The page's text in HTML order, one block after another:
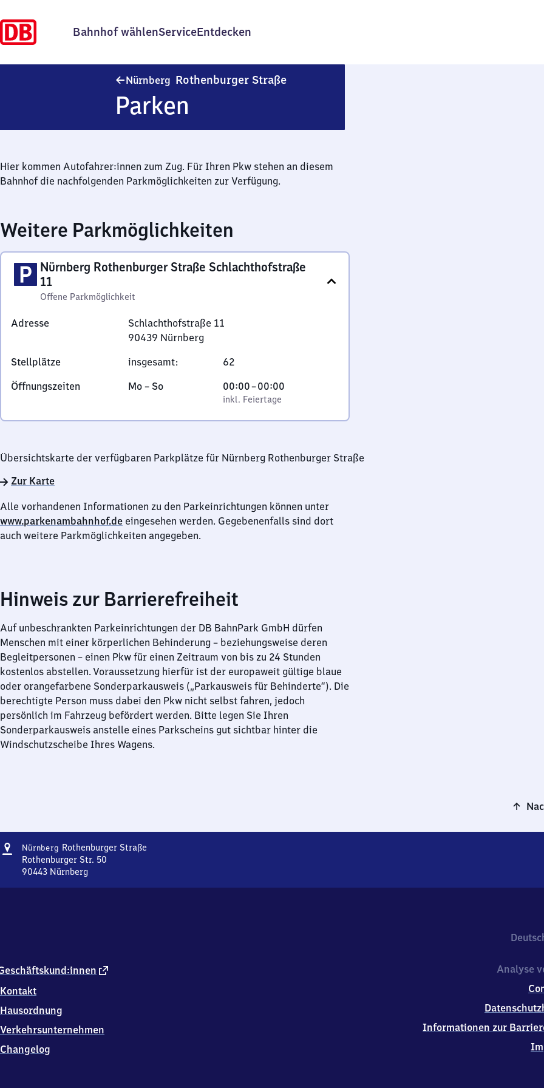
Bahnhof wählenServiceEntdecken
Nürnberg Rothenburger Straße
Parken
Hier kommen Autofahrer:innen zum Zug. Für Ihren Pkw stehen an diesem
Bahnhof die nachfolgenden Parkmöglichkeiten zur Verfügung.
Weitere Parkmöglichkeiten
Nürnberg Rothenburger Straße Schlachthofstraße
11
Offene Parkmöglichkeit
Adresse
Schlachthofstraße 11
90439 Nürnberg
11,
9
3
Nürnberg
Stellplätze insgesamt:
62
Öffnungszeiten
Montag
Mo –So,
inkl. Feiertage
00:00–00:00
Von
0
Uhr
inkl. Feiertage
Übersichtskarte der verfügbaren Parkplätze für Nürnberg Rothenburger Straße
Zur Karte
Alle vorhandenen Informationen zu den Parkeinrichtungen können unter
www.parkenambahnhof.de eingesehen werden. Gegebenenfalls sind dort
auch weitere Parkmöglichkeiten angegeben.
Hinweis zur Barrierefreiheit
Auf unbeschrankten Parkeinrichtungen der DB BahnPark GmbH dürfen
Menschen mit einer körperlichen Behinderung – beziehungsweise deren
Begleitpersonen – einen Pkw für einen Zeitraum von bis zu 24 Stunden
kostenlos abstellen. Voraussetzung hierfür ist der europaweit gültige blaue
oder orangefarbene Sonderparkausweis („Parkausweis für Behinderte“). Die
berechtigte Person muss dabei den Pkw nicht selbst fahren, jedoch
persönlich im Fahrzeug befördert werden. Bitte legen Sie Ihren
Sonderparkausweis anstelle eines Parkscheins gut sichtbar hinter die
Windschutzscheibe Ihres Wagens.
Adresse
Nürnberg Rothenburger Straße
Rothenburger Str. 50
90443 Nürnberg
0
4
3
Nürnberg
externer
Kontakt
Hausordnung
Verkehrsunternehmen
Changelog
Analyse
Informationen zur